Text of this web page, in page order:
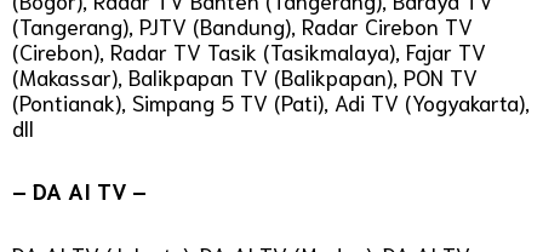
(Tangerang), PJTV (Bandung), Radar Cirebon TV
(Cirebon), Radar TV Tasik (Tasikmalaya), Fajar TV
(Makassar), Balikpapan TV (Balikpapan), PON TV
(Pontianak), Simpang 5 TV (Pati), Adi TV (Yogyakarta),
dll
– DA AI TV –